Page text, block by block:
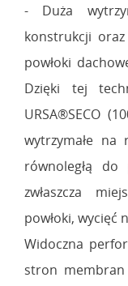
- Duża
konstrukcji
powłoki
Dzięki tej
URSA®SECO
wytrzymałe na
równoległą do
zwłaszcza
powłoki, wycięć
Widoczna
stron membran